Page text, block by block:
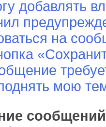
добавлять
на
мою